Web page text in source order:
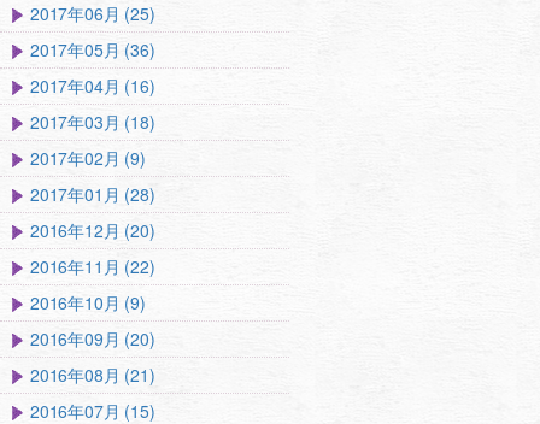
2017年06月 (25)
2017年05月 (36)
2017年04月 (16)
2017年03月 (18)
2017年02月 (9)
2017年01月 (28)
2016年12月 (20)
2016年11月 (22)
2016年10月 (9)
2016年09月 (20)
2016年08月 (21)
2016年07月 (15)